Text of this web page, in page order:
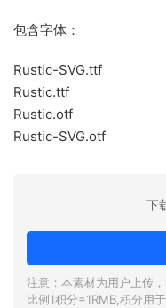
包含字体：
Rustic-SVG.ttf
Rustic.ttf
Rustic.otf
Rustic-SVG.otf
下
注意：本素材为用户上传
比例1积分=1RMB,积分用